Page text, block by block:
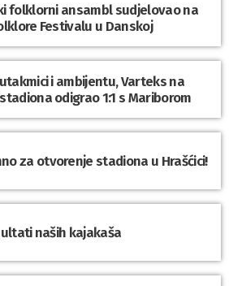
folklorni ansambl sudjelovao na
Festivalu u Danskoj
i ambijentu, Varteks na
odigrao 1:1 s Mariborom
za otvorenje stadiona u Hrašćici!
naših kajakaša